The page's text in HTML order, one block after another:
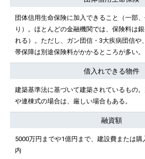
団体信用生命保険に加入できること（一部
り）。ほとんどの金融機関では、保険料は
れる）。ただし、ガン団信・3大疾病団信や
帯保障は別途保険料がかかるところが多い。
借入れできる物件
建築基準法に基づいて建築されているもの
や連棟式の場合は、厳しい場合もある。
融資額
5000万円までや1億円まで、建設費または購
内